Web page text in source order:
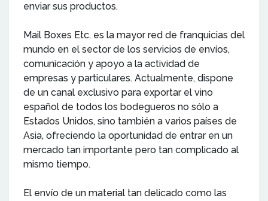
enviar sus productos.
Mail Boxes Etc. es la mayor red de franquicias del
mundo en el sector de los servicios de envíos,
comunicación y apoyo a la actividad de
empresas y particulares. Actualmente, dispone
de un canal exclusivo para exportar el vino
español de todos los bodegueros no sólo a
Estados Unidos, sino también a varios países de
Asia, ofreciendo la oportunidad de entrar en un
mercado tan importante pero tan complicado al
mismo tiempo.
El envío de un material tan delicado como las